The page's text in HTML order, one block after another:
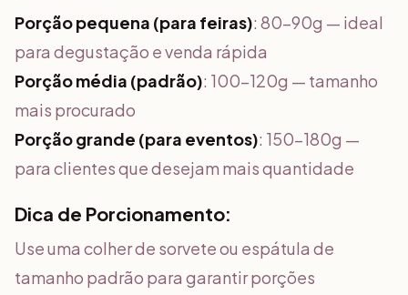
Porção pequena (para feiras): 80-90g — ideal
para degustação e venda rápida
Porção média (padrão): 100-120g — tamanho
mais procurado
Porção grande (para eventos): 150-180g —
para clientes que desejam mais quantidade
Dica de Porcionamento:
Use uma colher de sorvete ou espátula de
tamanho padrão para garantir porções